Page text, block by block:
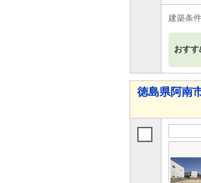
建築条
おすす
徳島県阿南